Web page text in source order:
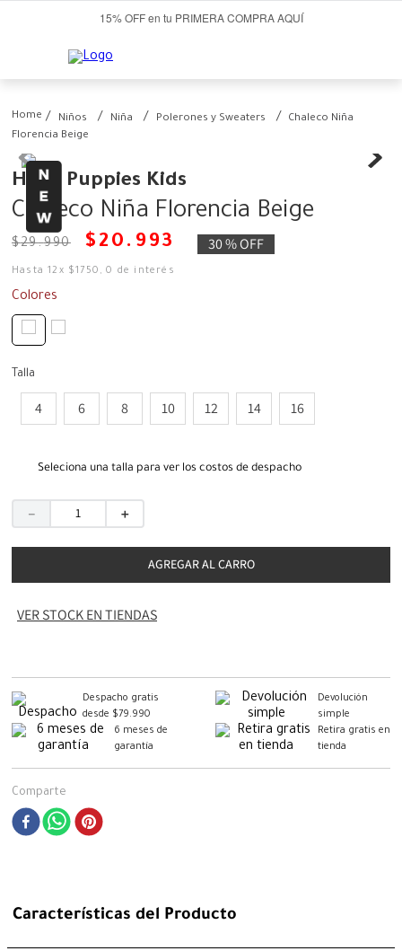
15% OFF en tu PRIMERA COMPRA AQUÍ
Niños Niña Polerones y Sweaters
Chaleco Niña
Florencia Beige
Hush Puppies Kids
Chaleco Niña Florencia Beige
$29.990 $ 20 . 993 30 %OFF
Hasta12 x $1750 ,0 de interés
Colores
Talla
4 6 8 10 12 14 16
Seleciona una talla para ver los costos de despacho
＋
－
AGREGAR AL CARRO
VER STOCK EN TIENDAS
Despacho gratis
desde $79.990
Devolución
simple
6 meses de
garantía
Retira gratis en
tienda
Comparte
Características del Producto